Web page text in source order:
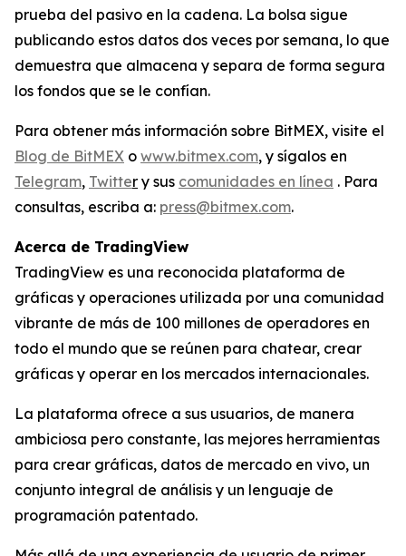
prueba del pasivo en la cadena. La bolsa sigue
publicando estos datos dos veces por semana, lo que
demuestra que almacena y separa de forma segura
los fondos que se le confían.
Para obtener más información sobre BitMEX, visite el
Blog de BitMEX o www.bitmex.com, y sígalos en
Telegram, Twitter y sus comunidades en línea . Para
consultas, escriba a: press@bitmex.com.
Acerca de TradingView
TradingView es una reconocida plataforma de
gráficas y operaciones utilizada por una comunidad
vibrante de más de 100 millones de operadores en
todo el mundo que se reúnen para chatear, crear
gráficas y operar en los mercados internacionales.
La plataforma ofrece a sus usuarios, de manera
ambiciosa pero constante, las mejores herramientas
para crear gráficas, datos de mercado en vivo, un
conjunto integral de análisis y un lenguaje de
programación patentado.